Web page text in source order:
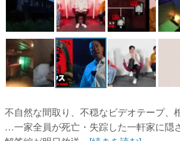
その他
電ファミニコゲーマーとは？
運営：株式会社マレ
不自然な間取り、不穏なビデオテープ、
…一家全員が死亡・失踪した一軒家に隠